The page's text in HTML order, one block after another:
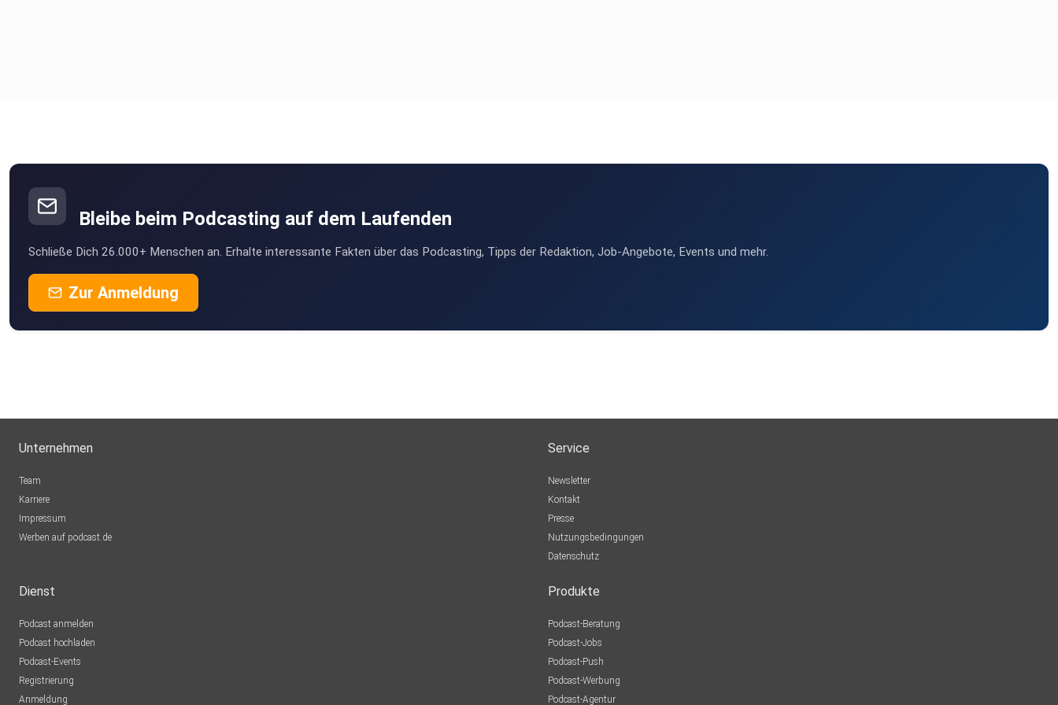
Bleibe beim Podcasting auf dem Laufenden
Schließe Dich 26.000+ Menschen an. Erhalte interessante Fakten über das Podcasting, Tipps der Redaktion, Job-Angebote, Events und mehr.
Zur Anmeldung
Unternehmen
Team
Karriere
Impressum
Werben auf podcast.de
Service
Newsletter
Kontakt
Presse
Nutzungsbedingungen
Datenschutz
Dienst
Podcast anmelden
Podcast hochladen
Podcast-Events
Registrierung
Anmeldung
Produkte
Podcast-Beratung
Podcast-Jobs
Podcast-Push
Podcast-Werbung
Podcast-Agentur